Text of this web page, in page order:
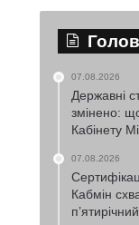
07.08.2026
Державні
змінено:
Кабінету
07.08.2026
Кабмін